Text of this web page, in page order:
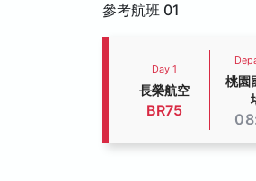
參考航班 01
Day 1
長榮航空
BR75
桃園